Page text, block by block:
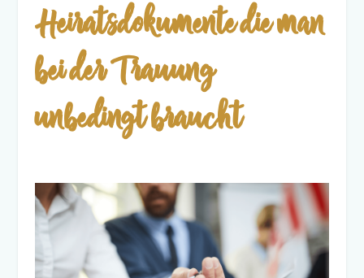
Heiratsdokumente die man
bei der Trauung
unbedingt braucht